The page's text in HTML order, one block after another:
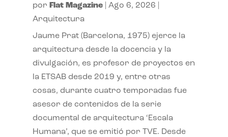
por Flat Magazine| Ago 6, 2026
Arquitectura
Jaume Prat (Barcelona, 1975) ejerce la
arquitectura desde la docencia y la
divulgación, es profesor de proyectos en
la ETSAB desde 2019 y, entre otras
cosas, durante cuatro temporadas fue
asesor de contenidos de la serie
documental de arquitectura ‘Escala
Humana’, que se emitió por TVE. Desde